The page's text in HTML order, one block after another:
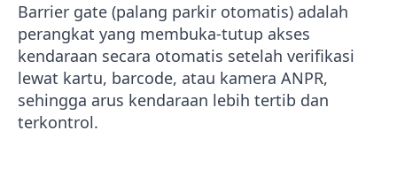
Barrier gate (palang parkir otomatis) adalah
perangkat yang membuka-tutup akses
kendaraan secara otomatis setelah verifikasi
lewat kartu, barcode, atau kamera ANPR,
sehingga arus kendaraan lebih tertib dan
terkontrol.